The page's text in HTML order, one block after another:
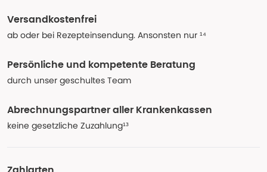
Versandkostenfrei
ab oder bei Rezepteinsendung. Ansonsten nur ¹⁴
Persönliche und kompetente Beratung
durch unser geschultes Team
Abrechnungspartner aller Krankenkassen
keine gesetzliche Zuzahlung¹³